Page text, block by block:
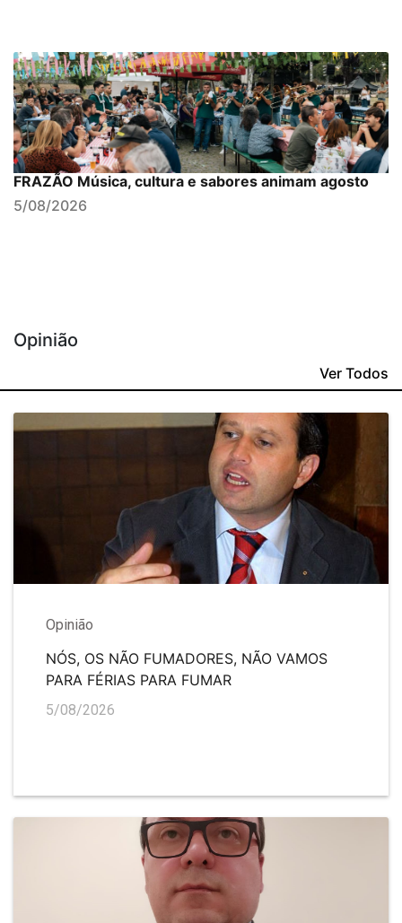
FRAZÃO Música, cultura e sabores animam agosto
5/08/2026
Opinião
Ver Todos
Opinião
NÓS, OS NÃO FUMADORES, NÃO VAMOS
PARA FÉRIAS PARA FUMAR
5/08/2026